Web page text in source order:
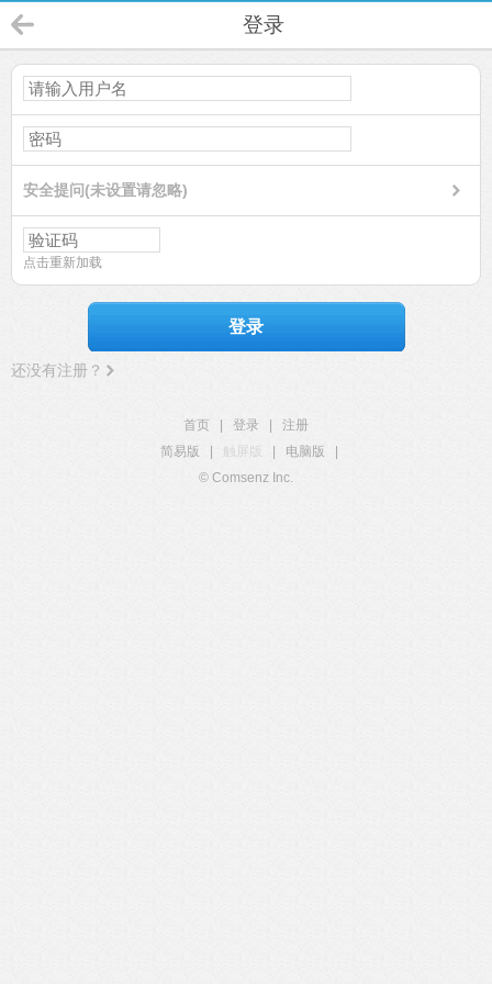
登录
安全提问(未设置请忽略)
点击重新加载
登录
还没有注册？
首页 登录
注册
简易版
触屏版 电脑版
© Comsenz Inc.